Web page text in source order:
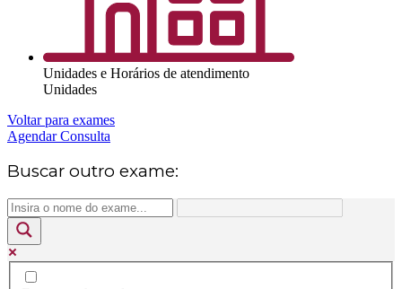
Unidades e Horários de atendimento
Unidades
Voltar para exames
Agendar Consulta
Buscar outro exame: